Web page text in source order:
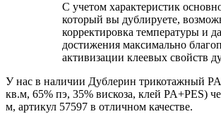
С учетом характеристик
который вы дублируете,
корректировка температуры и
достижения максимально
активизации клеевых свойств
У нас в наличии Дублерин трикотажный
кв.м, 65% пэ, 35% вискоза, клей PA+PES)
м, артикул 57597 в отличном качестве.